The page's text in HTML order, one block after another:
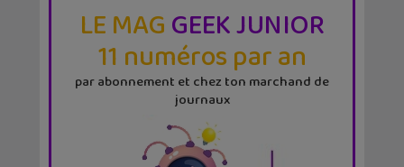
LE MAGGEEK JUNIOR
11 numéros par an
par abonnement et chez ton marchand de
journaux